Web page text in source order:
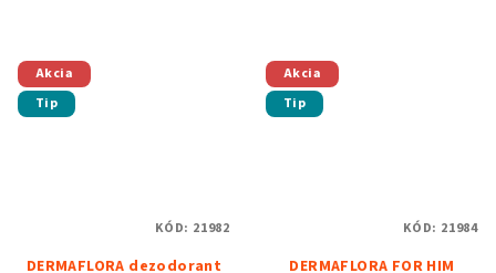
Akcia
Tip
DERMAFLORA dezodorant
KÓD: 21982
Akcia
Tip
DERMAFLORA FOR HIM
KÓD: 21984